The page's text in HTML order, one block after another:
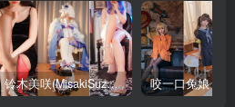
铃木美咲(MisakiSuzuki) 合集下载 咬一口兔娘 合